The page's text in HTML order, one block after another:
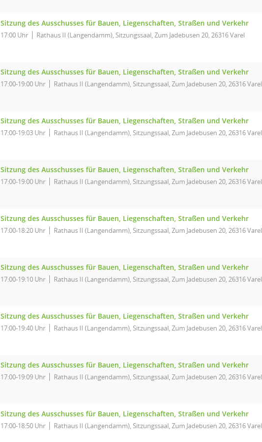
Sitzung des Ausschusses für Bauen, Liegenschaften, Straßen und Verkehr
17:00 Uhr Rathaus II (Langendamm), Sitzungssaal, Zum Jadebusen 20, 26316 Varel
Sitzung des Ausschusses für Bauen, Liegenschaften, Straßen und Verkehr
17:00-19:00 Uhr Rathaus II (Langendamm), Sitzungssaal, Zum Jadebusen 20, 26316 Varel
Sitzung des Ausschusses für Bauen, Liegenschaften, Straßen und Verkehr
17:00-19:03 Uhr Rathaus II (Langendamm), Sitzungssaal, Zum Jadebusen 20, 26316 Varel
Sitzung des Ausschusses für Bauen, Liegenschaften, Straßen und Verkehr
17:00-19:00 Uhr Rathaus II (Langendamm), Sitzungssaal, Zum Jadebusen 20, 26316 Varel
Sitzung des Ausschusses für Bauen, Liegenschaften, Straßen und Verkehr
17:00-18:20 Uhr Rathaus II (Langendamm), Sitzungssaal, Zum Jadebusen 20, 26316 Varel
Sitzung des Ausschusses für Bauen, Liegenschaften, Straßen und Verkehr
17:00-19:10 Uhr Rathaus II (Langendamm), Sitzungssaal, Zum Jadebusen 20, 26316 Varel
Sitzung des Ausschusses für Bauen, Liegenschaften, Straßen und Verkehr
17:00-19:40 Uhr Rathaus II (Langendamm), Sitzungssaal, Zum Jadebusen 20, 26316 Varel
Sitzung des Ausschusses für Bauen, Liegenschaften, Straßen und Verkehr
17:00-19:09 Uhr Rathaus II (Langendamm), Sitzungssaal, Zum Jadebusen 20, 26316 Varel
Sitzung des Ausschusses für Bauen, Liegenschaften, Straßen und Verkehr
17:00-18:50 Uhr Rathaus II (Langendamm), Sitzungssaal, Zum Jadebusen 20, 26316 Varel